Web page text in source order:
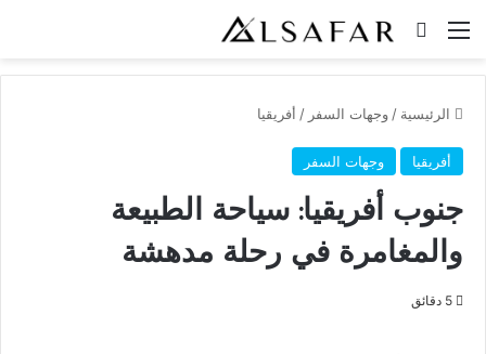
القائمة بحث عن
الرئيسية / وجهات السفر / أفريقيا
أفريقيا وجهات السفر
جنوب أفريقيا: سياحة الطبيعة
والمغامرة في رحلة مدهشة